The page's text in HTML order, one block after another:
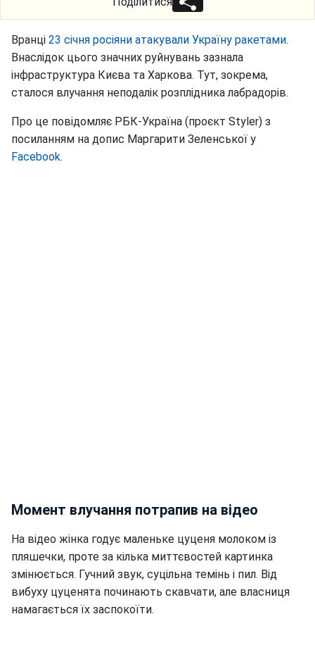
Вранці 23 січня росіяни атакували Україну ракетами.
Внаслідок цього значних руйнувань зазнала
інфраструктура Києва та Харкова. Тут, зокрема,
сталося влучання неподалік розплідника лабрадорів.
Про це повідомляє РБК-Україна (проєкт Styler) з
посиланням на допис Маргарити Зеленської у
Facebook.
Момент влучання потрапив на відео
На відео жінка годує маленьке цуценя молоком із
пляшечки, проте за кілька миттєвостей картинка
змінюється. Гучний звук, суцільна темінь і пил. Від
вибуху цуценята починають скавчати, але власниця
намагається їх заспокоїти.